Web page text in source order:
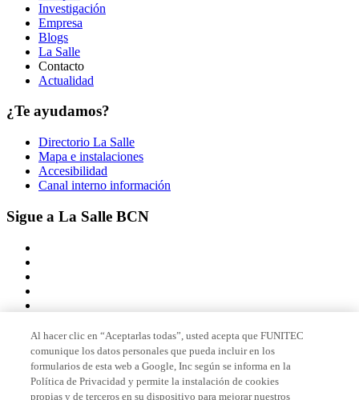
Investigación
Empresa
Blogs
La Salle
Contacto
Actualidad
¿Te ayudamos?
Directorio La Salle
Mapa e instalaciones
Accesibilidad
Canal interno información
Sigue a La Salle BCN
Miembro de
Al hacer clic en “Aceptarlas todas”, usted acepta que FUNITEC
comunique los datos personales que pueda incluir en los
formularios de esta web a Google, Inc según se informa en la
Política de Privacidad y permite la instalación de cookies
propias y de terceros en su dispositivo para mejorar nuestros